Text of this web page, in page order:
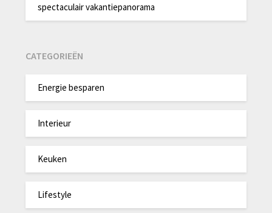
spectaculair vakantiepanorama
CATEGORIEËN
Energie besparen
Interieur
Keuken
Lifestyle